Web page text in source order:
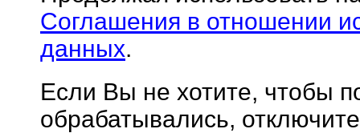
Соглашения в отношении
данных.
Если Вы не хотите, чтобы
обрабатывались,